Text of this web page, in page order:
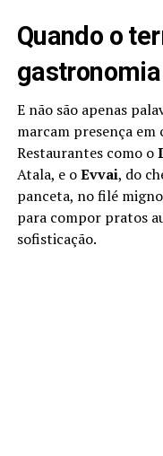
Quando o
gastronomia
E não são apenas
marcam presença em
Restaurantes como o
Atala, e oEvvai, do
panceta, no filé
para compor pratos
sofisticação.